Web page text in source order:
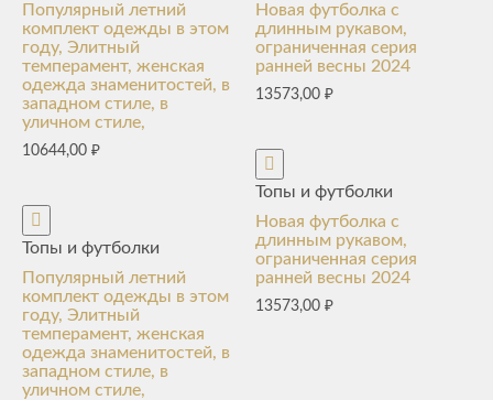
Популярный летний
комплект одежды в этом
году, Элитный
темперамент, женская
одежда знаменитостей, в
западном стиле, в
уличном стиле,
10644,00 ₽
Топы и футболки
Популярный летний
комплект одежды в этом
году, Элитный
темперамент, женская
одежда знаменитостей, в
западном стиле, в
уличном стиле,
Новая футболка с
длинным рукавом,
ограниченная серия
ранней весны 2024
13573,00₽
Топы и футболки
Новая футболка с
длинным рукавом,
ограниченная серия
ранней весны 2024
13573,00₽